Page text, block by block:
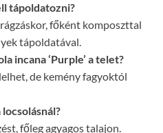
tápoldatozni?
főként komposzttal
tápoldatával.
incana ‘Purple’ a telet?
de kemény fagyoktól
főleg agyagos talajon.